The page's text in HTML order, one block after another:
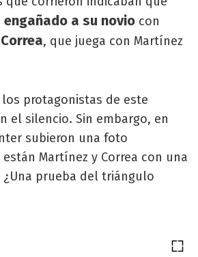
a su novio con
, que juega con Martínez
protagonistas de este
el silencio. Sin embargo, en
subieron una foto
Martínez y Correa con una
prueba del triángulo